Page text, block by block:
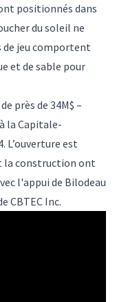
positionnés dans
du soleil ne
de jeu comportent
et de sable pour
près de 34M$ –
la Capitale-
L’ouverture est
la construction ont
l'appui de Bilodeau
CBTEC Inc.